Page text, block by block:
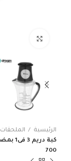
الرئيسية
الملحقات
700